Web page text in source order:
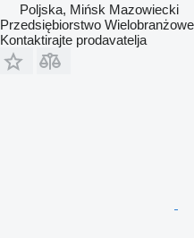
Poljska, Mińsk Mazowiecki
Przedsiębiorstwo
Kontaktirajte prodavatelja